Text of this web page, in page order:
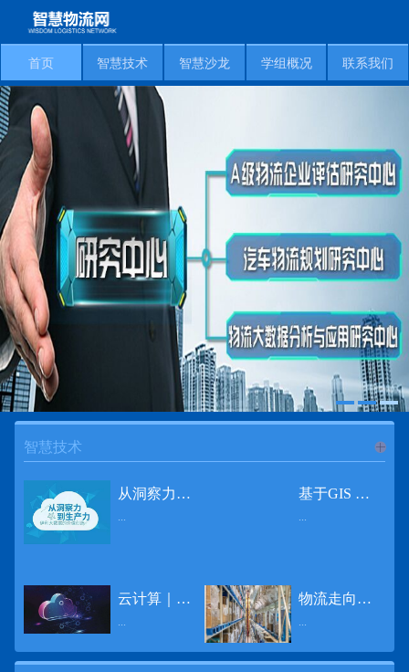
首页 智慧技术 智慧沙龙 学组概况 联系我们
智慧技术
从洞察力到生产力 伊利大数据的价值创造
...
基于GIS 的小城市交通网络分析研究
...
云计算｜边缘计算将为物联网行业带来巨大增长
...
物流走向未来的“魔法师”
...